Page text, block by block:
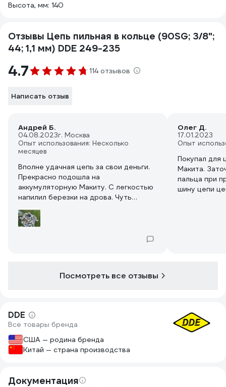
Высота, мм: 140
Отзывы Цепь пильная в кольце (90SG; 3/8";
44; 1,1 мм) DDE 249-235
4.7 114 отзывов
Написать отзыв
Андрей Б.
04.08.2023г. Москва
Опыт использования: Несколько
месяцев
Вполне удачная цепь за свои деньги.
Прекрасно подошла на
аккумуляторную Макиту. С легкостью
напилил березки на дрова. Чуть
подтянул только после 30 распилов и
дальше все норм, не ослабла.
Олег Д.
17.01.2023
Опыт
Покупал для
Макита.
пальца при
шину цепи
Посмотреть все отзывы
DDE
Все товары бренда
США — родина бренда
Китай — страна производства
Документация